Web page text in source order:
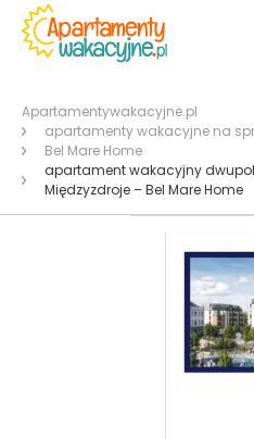
Apartamentywakacyjne.pl
apartamenty wakacyjne na
Bel Mare Home
apartament wakacyjny
Międzyzdroje – Bel Mare Home